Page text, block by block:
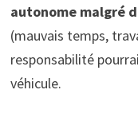
autonome malgré
(mauvais temps,
responsabilité
véhicule.